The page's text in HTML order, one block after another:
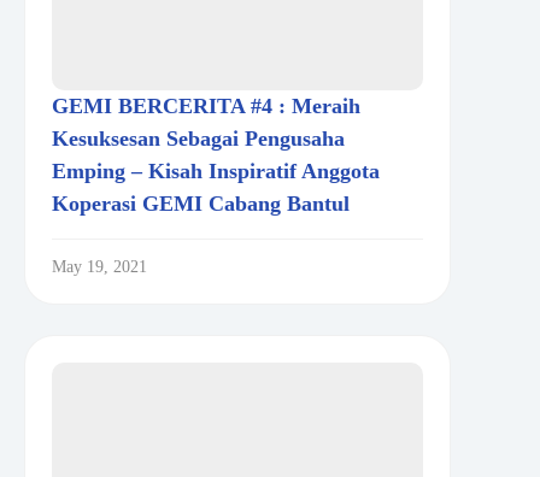
GEMI BERCERITA #4 : Meraih
Kesuksesan Sebagai Pengusaha
Emping – Kisah Inspiratif Anggota
Koperasi GEMI Cabang Bantul
May 19, 2021